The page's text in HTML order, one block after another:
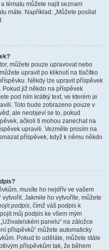
tématu můžete najít seznam
máte. Například: „Můžete posílat
můžete pouze upravovat nebo
upravit po kliknutí na tlačítko
Někdy lze upravit příspěvek
již někdo na příspěvek
pod ním krátký text, ve kterém je
Toto bude zobrazeno pouze v
ale neobjeví se to, pokud
ačkoli ti mohou zanechat na
upravili. Vezměte prosím na
příspěvek, když k němu někdo
musíte ho nejdřív ve vašem
vytvořit. Jakmile ho vytvoříte, můžete
podpis, čímž váš podpis k
můj podpis ke všem mým
panelu“ na záložce
příspěvků“ můžete automaticky
Pokud to uděláte, můžete stále
příspěvkům tak, že během